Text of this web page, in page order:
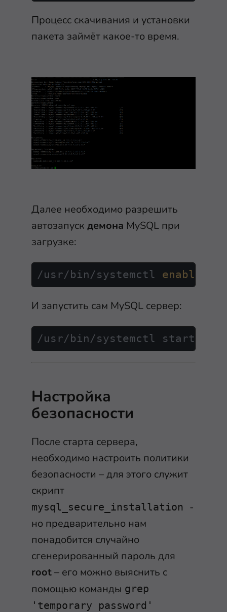
Процесс скачивания и установки
пакета займёт какое-то время.
Далее необходимо разрешить
автозапуск демона MySQL при
загрузке:
/usr/bin/systemctl enable
И запустить сам MySQL сервер:
/usr/bin/systemctl start
Настройка
безопасности
После старта сервера,
необходимо настроить политики
безопасности – для этого служит
скрипт
mysql_secure_installation -
но предварительно нам
понадобится случайно
сгенерированный пароль для
root– его можно выяснить с
помощью команды grep
'temporary password'